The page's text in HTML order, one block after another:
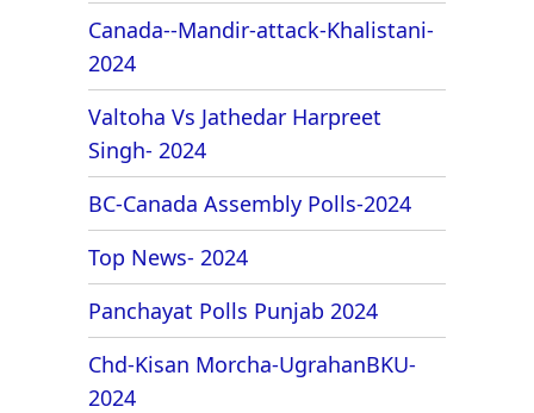
Canada--Mandir-attack-Khalistani-
2024
Valtoha Vs Jathedar Harpreet
Singh- 2024
BC-Canada Assembly Polls-2024
Top News- 2024
Panchayat Polls Punjab 2024
Chd-Kisan Morcha-UgrahanBKU-
2024